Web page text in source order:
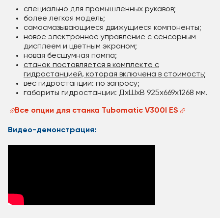
специально для промышленных рукавов;
более легкая модель;
самосмазывающиеся движущиеся компоненты;
новое электронное управление с сенсорным
дисплеем и цветным экраном;
новая бесшумная помпа;
станок поставляется в комплекте с
гидростанцией, которая включена в стоимость;
вес гидростанции: по запросу;
габариты гидростанции: ДхШхВ 925x669x1268 мм.
Все опции для станка Tubomatic V300I ES
Видео-демонстрация: